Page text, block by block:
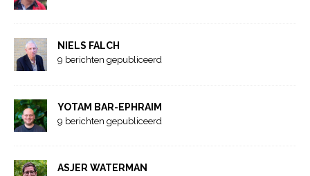
NIELS FALCH
9 berichten gepubliceerd
YOTAM BAR-EPHRAIM
9 berichten gepubliceerd
ASJER WATERMAN